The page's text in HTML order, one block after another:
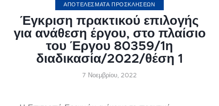
ΑΠΟΤΕΛΕΣΜΑΤΑ ΠΡΟΣΚΛΗΣΕΩΝ
Έγκριση πρακτικού επιλογής
για ανάθεση έργου, στο πλαίσιο
του Έργου 80359/1η
διαδικασία/2022/θέση 1
7 Νοεμβρίου, 2022